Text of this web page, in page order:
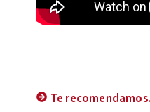
Te